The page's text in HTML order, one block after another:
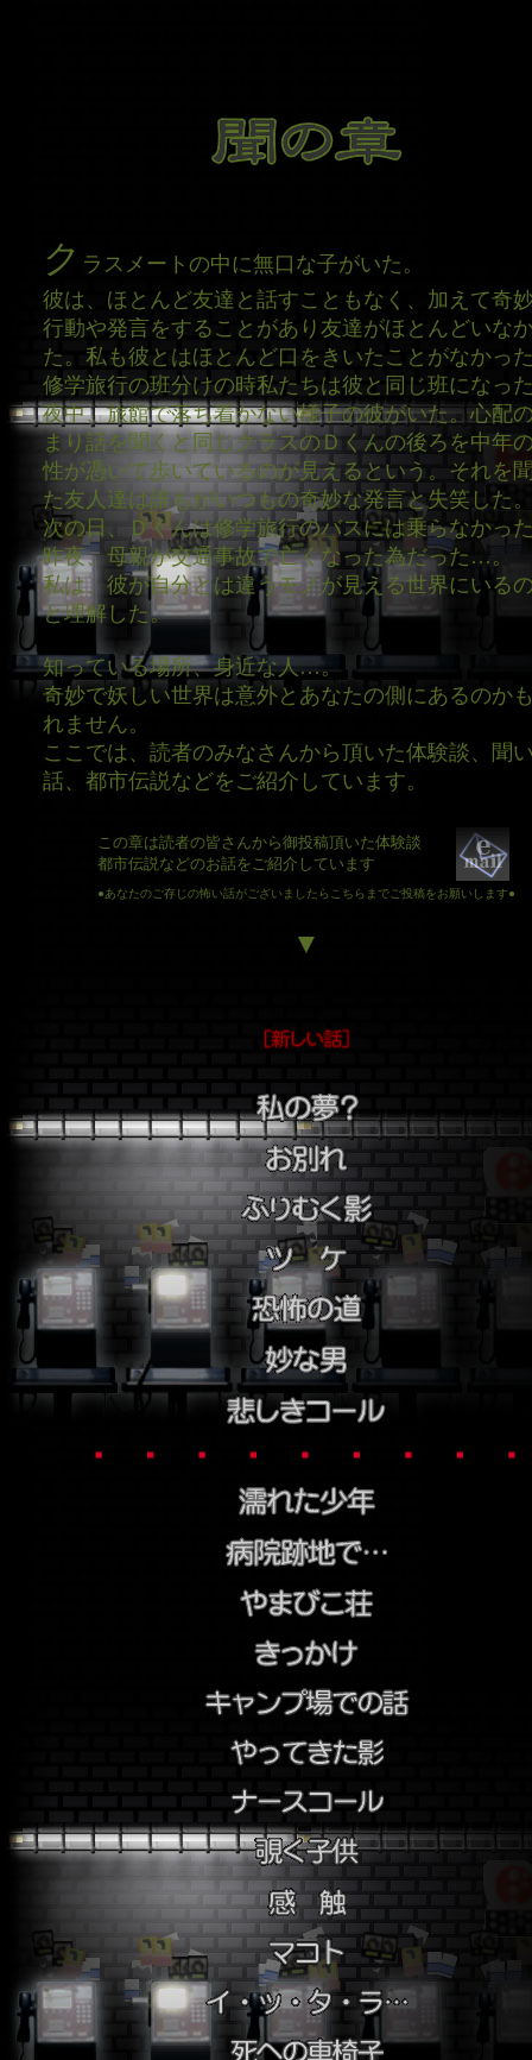
ク ラスメートの中に無口な子がいた。
彼は、ほとんど友達と話すこともなく、加えて奇
行動や発言をすることがあり友達がほとんどいな
た。私も彼とはほとんど口をきいたことがなかっ
修学旅行の班分けの時私たちは彼と同じ班になっ
夜中、旅館で落ち着かない様子の彼がいた。心配
まり話を聞くと同じクラスのＤくんの後ろを中年
性が憑いて歩いているのが見えるという。それを
た友人達は誰もがいつもの奇妙な発言と失笑した
次の日、Ｄくんは修学旅行のバスには乗らなかっ
昨夜、母親が交通事故で亡くなった為だった…。
私は、彼が自分とは違うモノが見える世界にいる
と理解した。
知っている場所、身近な人…。
奇妙で妖しい世界は意外とあなたの側にあるのか
れません。
ここでは、読者のみなさんから頂いた体験談、聞
話、都市伝説などをご紹介しています。
この章は読者の皆さんから御投稿頂いた体験談
都市伝説などのお話をご紹介しています
●あなたのご存じの怖い話がございましたらこちらまでご投稿をお願いします●
▼